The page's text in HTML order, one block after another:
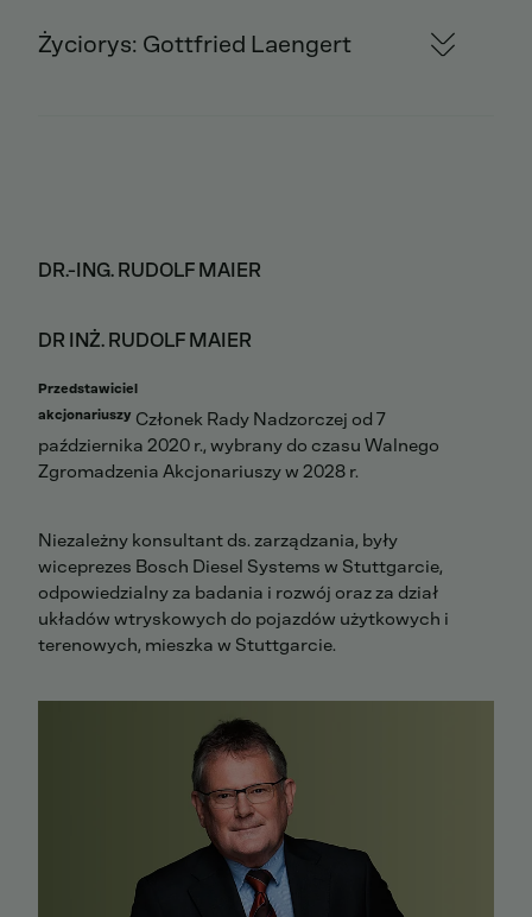
Życiorys: Gottfried Laengert
DR.-ING. RUDOLF MAIER
DR INŻ. RUDOLF MAIER
Przedstawiciel
akcjonariuszy Członek Rady Nadzorczej od 7
października 2020 r., wybrany do czasu Walnego
Zgromadzenia Akcjonariuszy w 2028 r.
Niezależny konsultant ds. zarządzania, były
wiceprezes Bosch Diesel Systems w Stuttgarcie,
odpowiedzialny za badania i rozwój oraz za dział
układów wtryskowych do pojazdów użytkowych i
terenowych, mieszka w Stuttgarcie.